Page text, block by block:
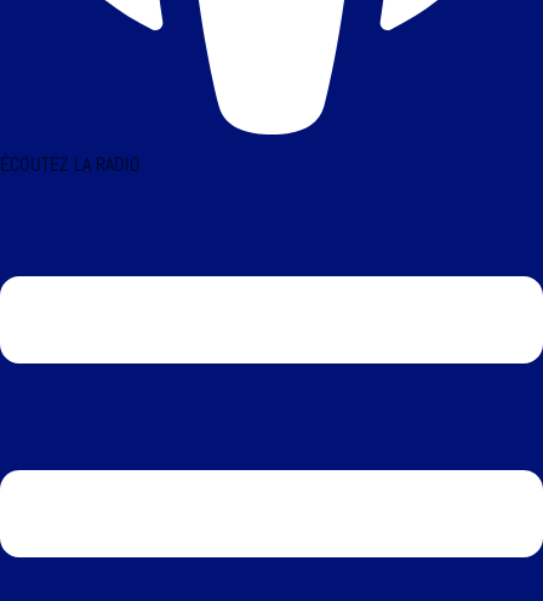
ÉCOUTEZ LA RADIO